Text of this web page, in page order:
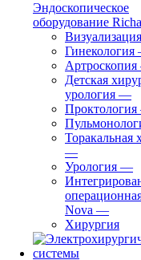
Эндоскопическое
оборудование
Визуализация
Гинекология
Артроскопия
Детская
урология —
Проктология
Торакальная
—
Урология —
Nova —
Хирургия